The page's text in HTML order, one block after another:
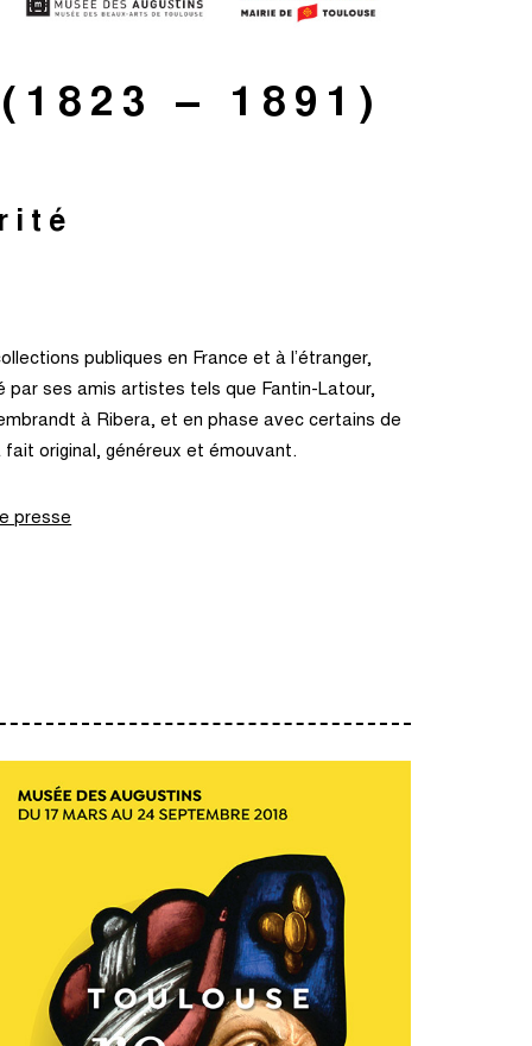
– 1891)
publiques en France et à l’étranger,
ses amis artistes tels que Fantin-Latour,
à Ribera, et en phase avec certains de
original, généreux et émouvant.
presse